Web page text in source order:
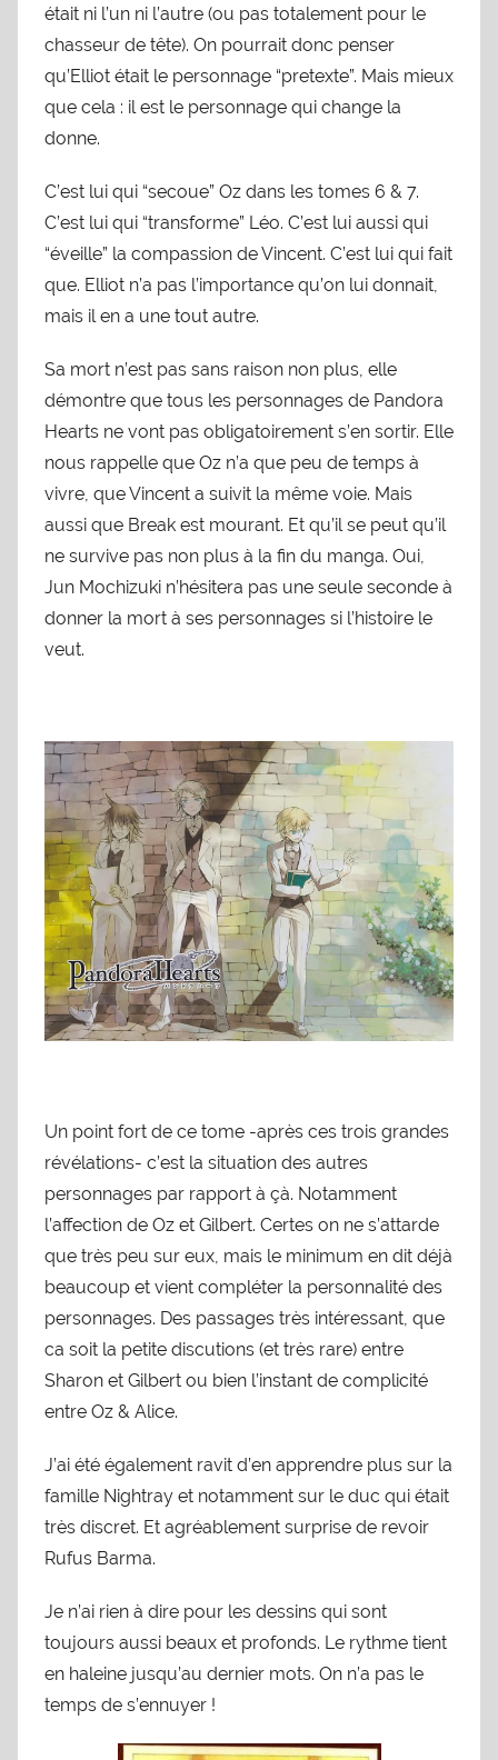
était ni l’un ni l’autre (ou pas totalement pour le
chasseur de tête). On pourrait donc penser
qu’Elliot était le personnage “pretexte”. Mais mieux
que cela : il est le personnage qui change la
donne.
C’est lui qui “secoue” Oz dans les tomes 6 & 7.
C’est lui qui “transforme” Léo. C’est lui aussi qui
“éveille” la compassion de Vincent. C’est lui qui fait
que. Elliot n’a pas l’importance qu’on lui donnait,
mais il en a une tout autre.
Sa mort n’est pas sans raison non plus, elle
démontre que tous les personnages de Pandora
Hearts ne vont pas obligatoirement s’en sortir. Elle
nous rappelle que Oz n’a que peu de temps à
vivre, que Vincent a suivit la même voie. Mais
aussi que Break est mourant. Et qu’il se peut qu’il
ne survive pas non plus à la fin du manga. Oui,
Jun Mochizuki n’hésitera pas une seule seconde à
donner la mort à ses personnages si l’histoire le
veut.
Un point fort de ce tome -après ces trois grandes
révélations- c’est la situation des autres
personnages par rapport à çà. Notamment
l’affection de Oz et Gilbert. Certes on ne s’attarde
que très peu sur eux, mais le minimum en dit déjà
beaucoup et vient compléter la personnalité des
personnages. Des passages très intéressant, que
ca soit la petite discutions (et très rare) entre
Sharon et Gilbert ou bien l’instant de complicité
entre Oz & Alice.
J’ai été également ravit d’en apprendre plus sur la
famille Nightray et notamment sur le duc qui était
très discret. Et agréablement surprise de revoir
Rufus Barma.
Je n’ai rien à dire pour les dessins qui sont
toujours aussi beaux et profonds. Le rythme tient
en haleine jusqu’au dernier mots. On n’a pas le
temps de s’ennuyer !